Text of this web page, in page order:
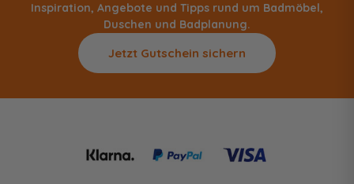
Inspiration, Angebote und Tipps rund um Badmöbel,
Duschen und Badplanung.
Jetzt Gutschein sichern